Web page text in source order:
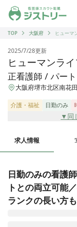
ジストリー 看護師
TOP
大阪府 ヒューマ
2025/7/28更新
ヒューマンラ
正看護師 / パー
大阪府堺市北区南花
介護・福祉 日勤のみ
▼同
求人情報
日勤のみの看護
トとの両立可能
ランクの長い方